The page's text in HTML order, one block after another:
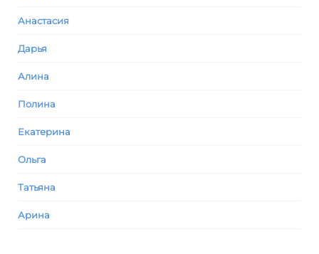
Анастасия
Дарья
Алина
Полина
Екатерина
Ольга
Татьяна
Арина